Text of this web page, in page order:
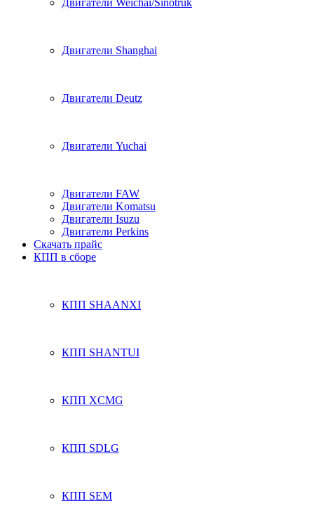
Двигатели Weichai/Sinotruk
Двигатели Shanghai
Двигатели Deutz
Двигатели Yuchai
Двигатели FAW
Двигатели Komatsu
Двигатели Isuzu
Двигатели Perkins
Скачать прайс
КПП в сборе
КПП SHAANXI
КПП SHANTUI
КПП XCMG
КПП SDLG
КПП SEM